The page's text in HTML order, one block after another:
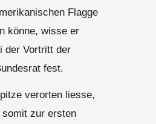
Flagge
könne, wisse er
der Vortritt der
fest.
verorten liesse,
somit zur ersten